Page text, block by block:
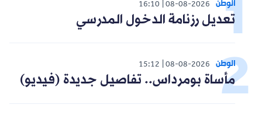
الوطن 08-08-2026
16:10
تعديل رزنامة الدخول المدرسي
الوطن 08-08-2026
15:12
مأساة بومرداس.. تفاصيل جديدة (فيديو)